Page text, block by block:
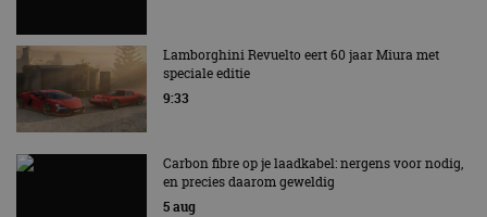
Lamborghini Revuelto eert 60 jaar Miura met
speciale editie
9:33
Carbon fibre op je laadkabel: nergens voor nodig,
en precies daarom geweldig
5 aug